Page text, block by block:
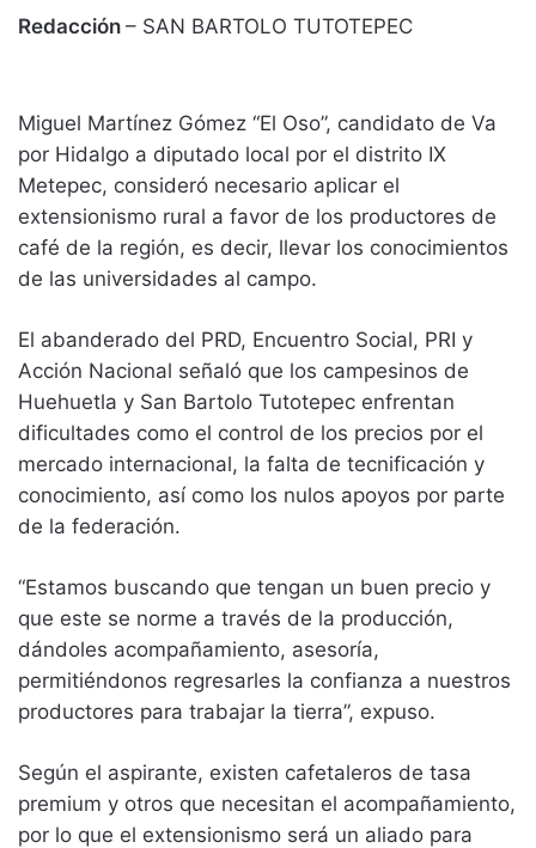
Redacción – SAN BARTOLO TUTOTEPEC
Miguel Martínez Gómez “El Oso”, candidato de Va
por Hidalgo a diputado local por el distrito IX
Metepec, consideró necesario aplicar el
extensionismo rural a favor de los productores de
café de la región, es decir, llevar los conocimientos
de las universidades al campo.
El abanderado del PRD, Encuentro Social, PRI y
Acción Nacional señaló que los campesinos de
Huehuetla y San Bartolo Tutotepec enfrentan
dificultades como el control de los precios por el
mercado internacional, la falta de tecnificación y
conocimiento, así como los nulos apoyos por parte
de la federación.
“Estamos buscando que tengan un buen precio y
que este se norme a través de la producción,
dándoles acompañamiento, asesoría,
permitiéndonos regresarles la confianza a nuestros
productores para trabajar la tierra”, expuso.
Según el aspirante, existen cafetaleros de tasa
premium y otros que necesitan el acompañamiento,
por lo que el extensionismo será un aliado para